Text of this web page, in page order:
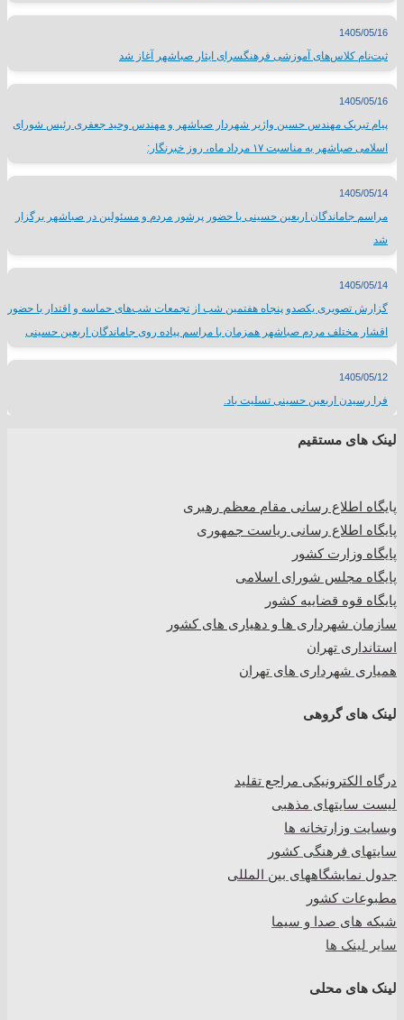
1405/05/16
ثبت‌نام کلاس‌های آموزشی فرهنگسرای ایثار صباشهر آغاز شد
1405/05/16
پیام تبریک مهندس حسین واژیر شهردار صباشهر و مهندس وحید جعفری رئیس شورای
اسلامی صباشهر به مناسبت ۱۷ مرداد ماه، روز خبرنگار:
1405/05/14
مراسم جاماندگان اربعین حسینی با حضور پرشور مردم و مسئولین در صباشهر برگزار
شد
1405/05/14
گزارش تصویری یکصدو پنجاه هفتمین شب از تجمعات شب‌های حماسه و اقتدار با حضور
اقشار مختلف مردم صباشهر همزمان با مراسم پیاده روی جاماندگان اربعین حسینی
1405/05/12
فرا رسیدن اربعین حسینی تسلیت باد.
لینک های مستقیم
پایگاه اطلاع رسانی مقام معظم رهبری
پایگاه اطلاع رسانی ریاست جمهوری
پایگاه وزارت کشور
پایگاه مجلس شورای اسلامی
پایگاه قوه قضاییه کشور
سازمان شهرداری ها و دهیاری های کشور
استانداری تهران
همیاری شهرداری های تهران
لینک های گروهی
درگاه الکترونیکی مراجع تقلید
لیست سایتهای مذهبی
وبسایت وزارتخانه ها
سایتهای فرهنگی کشور
جدول نمایشگاههای بین المللی
مطبوعات کشور
شبکه های صدا و سیما
سایر لینک ها
لینک های محلی